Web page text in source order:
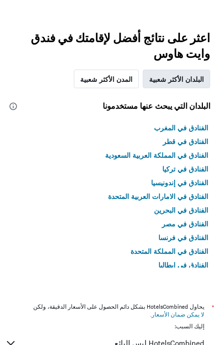
اعثر على نتائج أفضل لإقامتك في فندق
وايت هاوس
البلدان الأكثر شعبية المدن الأكثر شعبية
البلدان التي يبحث عنها مستخدمونا
الفنادق في المغرب
الفنادق في قطر
الفنادق في المملكة العربية السعودية
الفنادق في تركيا
الفنادق في إندونيسيا
الفنادق في الامارات العربية المتحدة
الفنادق في البحرين
الفنادق في مصر
الفنادق في فرنسا
الفنادق في المملكة المتحدة
الفنادق في إيطاليا
*
يحاول HotelsCombined بشكل دائم الحصول على الأسعار الدقيقة، ولكن
لا يمكن ضمان الأسعار .
إليك السبب:
HotelsCombined ليس البائع